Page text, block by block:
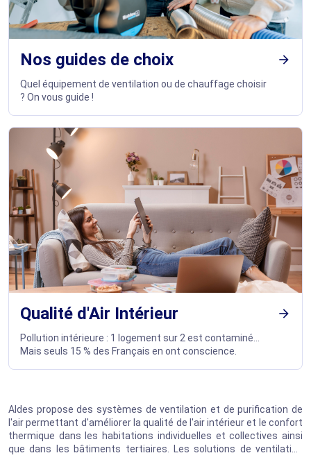
Nos guides de choix
Quel équipement de ventilation ou de chauffage choisir
? On vous guide !
arrow_forward
Qualité d'Air Intérieur
Pollution intérieure : 1 logement sur 2 est contaminé…
Mais seuls 15 % des Français en ont conscience.
arrow_forward
Aldes propose des systèmes de ventilation et de purification de
l'air permettant d'améliorer la qualité de l'air intérieur et le confort
thermique dans les habitations individuelles et collectives ainsi
que dans les bâtiments tertiaires. Les solutions de ventilation